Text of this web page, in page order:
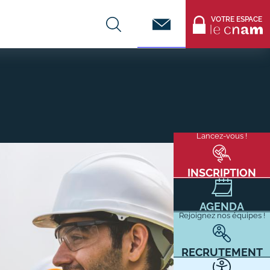
Menu
flottant
Lancez-vous !
INSCRIPTION
AGENDA
Rejoignez nos équipes !
RECRUTEMENT
VOTRE ESPACE
Accueillir un alternant ?
Taxe d'apprentissage
Infos enseignants
Être enseignant au Cnam
Infos partenaires
Liste des partenaires